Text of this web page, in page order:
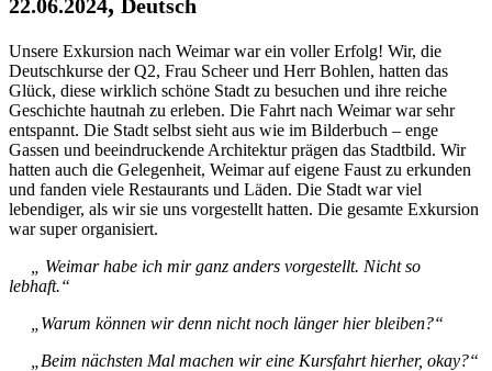
22.06.2024 Deutsch
Unsere Exkursion nach Weimar war ein voller Erfolg! Wir, die
Deutschkurse der Q2, Frau Scheer und Herr Bohlen, hatten das
Glück, diese wirklich schöne Stadt zu besuchen und ihre reiche
Geschichte hautnah zu erleben. Die Fahrt nach Weimar war sehr
entspannt. Die Stadt selbst sieht aus wie im Bilderbuch – enge
Gassen und beeindruckende Architektur prägen das Stadtbild. Wir
hatten auch die Gelegenheit, Weimar auf eigene Faust zu erkunden
und fanden viele Restaurants und Läden. Die Stadt war viel
lebendiger, als wir sie uns vorgestellt hatten. Die gesamte Exkursion
war super organisiert.
„ Weimar habe ich mir ganz anders vorgestellt. Nicht so
lebhaft.“
„Warum können wir denn nicht noch länger hier bleiben?“
„Beim nächsten Mal machen wir eine Kursfahrt hierher, okay?“